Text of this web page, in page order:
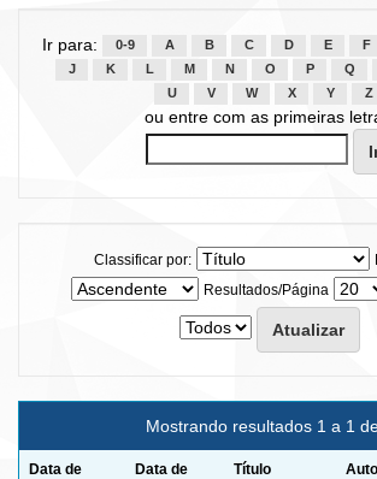
Ir para: 0-9 A B C D E F
J
K L M N O P Q
U
V W X Y Z
ou entre com as primeiras
Classificar por:
Resultados/Página
Mostrando resultados 1 a 1
Data de
Data de
Título